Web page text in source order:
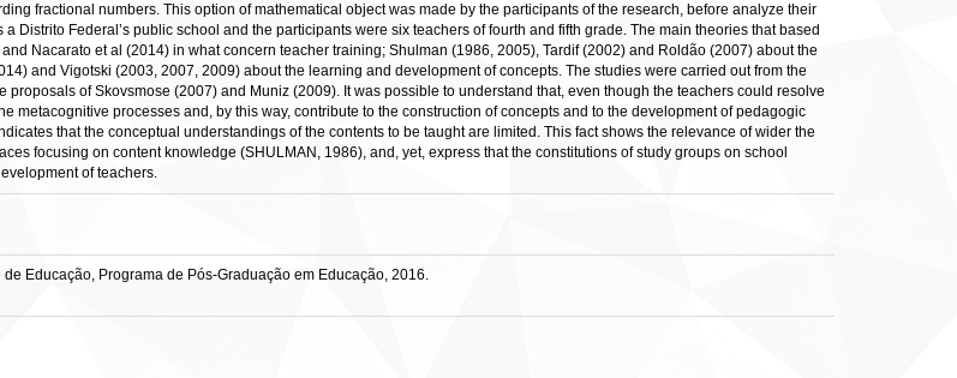
fractional numbers. This option of mathematical object was made by the participants of the research, before analyze their
Distrito Federal’s public school and the participants were six teachers of fourth and fifth grade. The main theories that based
Nacarato et al (2014) in what concern teacher training; Shulman (1986, 2005), Tardif (2002) and Roldão (2007) about the
and Vigotski (2003, 2007, 2009) about the learning and development of concepts. The studies were carried out from the
of Skovsmose (2007) and Muniz (2009). It was possible to understand that, even though the teachers could resolve
metacognitive processes and, by this way, contribute to the construction of concepts and to the development of pedagogic
that the conceptual understandings of the contents to be taught are limited. This fact shows the relevance of wider the
focusing on content knowledge (SHULMAN, 1986), and, yet, express that the constitutions of study groups on school
of teachers.
Educação, Programa de Pós-Graduação em Educação, 2016.